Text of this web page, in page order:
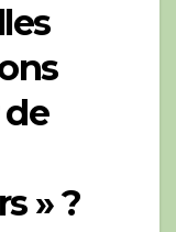
» ?